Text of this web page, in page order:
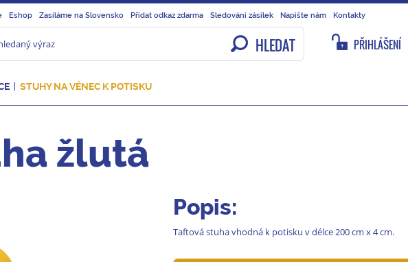
Eshop Zasíláme na Slovensko Přidat odkaz zdarma Sledování zásilek Napište nám Kontakty
HLEDAT PŘIHLÁŠENÍ
STUHY NA VĚNEC K POTISKU
žlutá
Popis:
Taftová stuha vhodná k potisku v délce 200 cm x 4 cm.